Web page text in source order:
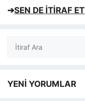
➔SEN DE İTİRAF ET
Ara
YENİ YORUMLAR